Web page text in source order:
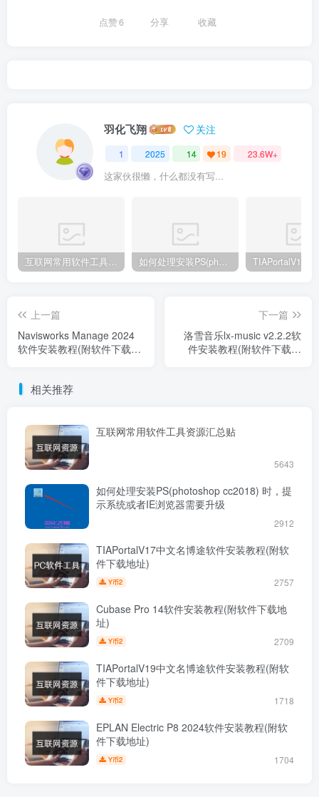
点赞6 分享 收藏
羽化飞翔 关注
1 2025 14 19 23.6W+
这家伙很懒，什么都没有写...
互联网常用软件工具资源汇总贴 如何处理安装PS(photoshop cc2018) 时，提示系统或者IE浏览器需要升级
上一篇
Navisworks Manage 2024
软件安装教程(附软件下载地
下一篇
洛雪音乐lx-music v2.2.2软
件安装教程(附软件下载地
相关推荐
互联网常用软件工具资源汇总贴
5643
如何处理安装PS(photoshop cc2018) 时，提
示系统或者IE浏览器需要升级
2912
TIAPortalV17中文名博途软件安装教程(附软
件下载地址)
Y币2 2757
Cubase Pro 14软件安装教程(附软件下载地
址)
Y币2 2709
TIAPortalV19中文名博途软件安装教程(附软
件下载地址)
Y币2 1718
EPLAN Electric P8 2024软件安装教程(附软
件下载地址)
Y币2 1704